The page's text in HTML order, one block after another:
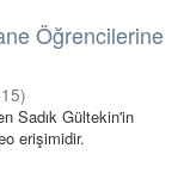
Öğrencilerine
)
Sadık Gültekin'in
erişimidir.